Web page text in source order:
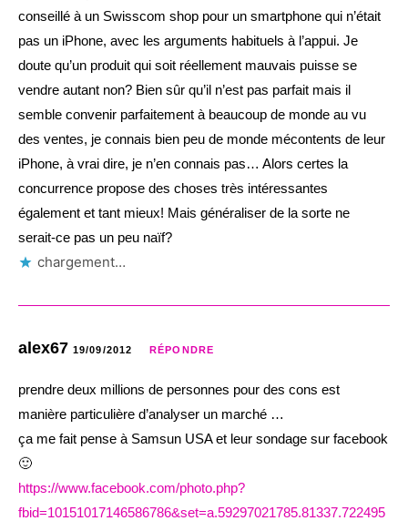
conseillé à un Swisscom shop pour un smartphone qui n’était
pas un iPhone, avec les arguments habituels à l’appui. Je
doute qu’un produit qui soit réellement mauvais puisse se
vendre autant non? Bien sûr qu’il n’est pas parfait mais il
semble convenir parfaitement à beaucoup de monde au vu
des ventes, je connais bien peu de monde mécontents de leur
iPhone, à vrai dire, je n’en connais pas… Alors certes la
concurrence propose des choses très intéressantes
également et tant mieux! Mais généraliser de la sorte ne
serait-ce pas un peu naïf?
chargement…
alex67 19/09/2012 RÉPONDRE
prendre deux millions de personnes pour des cons est
manière particulière d’analyser un marché …
ça me fait pense à Samsun USA et leur sondage sur facebook
🙂
https://www.facebook.com/photo.php?
fbid=10151017146586786&set=a.59297021785.81337.722495